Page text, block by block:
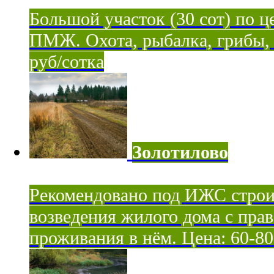
Большой участок (30 сот) по
ПМЖ. Охота, рыбалка, грибы,
руб/сотка
Золотилово
Рекомендовано под ИЖС
возведения жилого дома с
проживания в нём. Цена: 60-80